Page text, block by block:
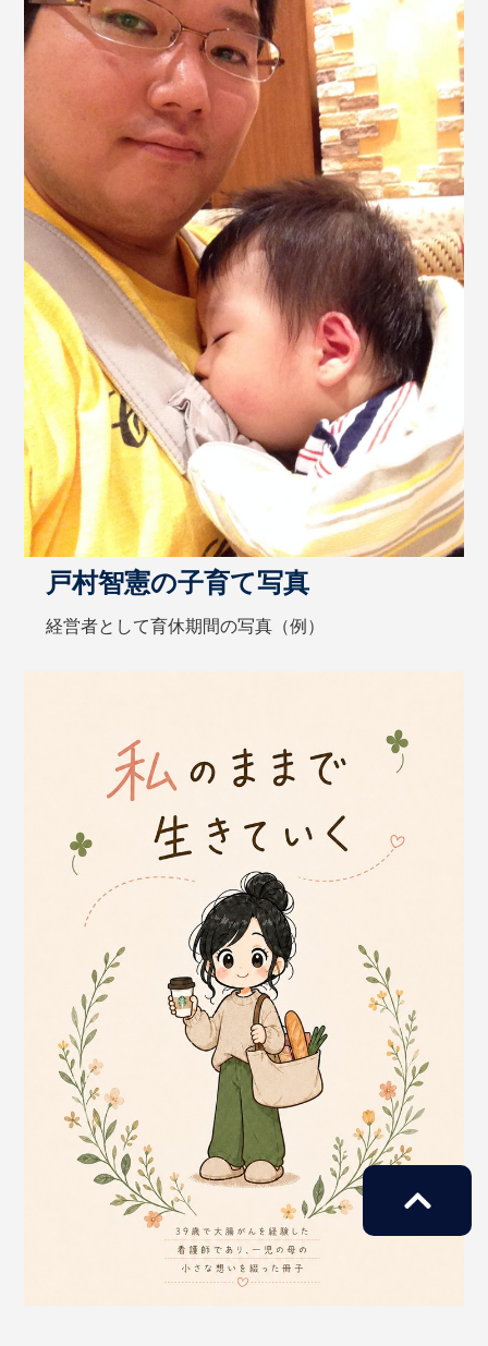
戸村智憲の子育て写真
経営者として育休期間の写真（例）